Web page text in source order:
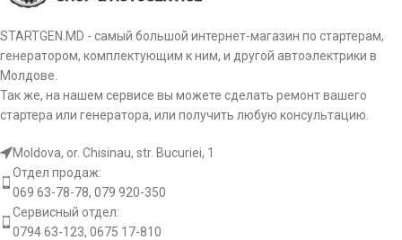
STARTGEN.MD - самый большой интернет-магазин по стартерам,
генератором, комплектующим к ним, и другой автоэлектрики в
Молдове.
Так же, на нашем сервисе вы можете сделать ремонт вашего
стартера или генератора, или получить любую консультацию.
Moldova, or. Chisinau, str. Bucuriei, 1
Отдел продаж:
069 63-78-78, 079 920-350
Сервисный отдел:
0794 63-123, 0675 17-810